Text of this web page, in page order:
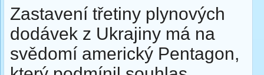
Zastavení třetiny plynových
dodávek z Ukrajiny má na
svědomí americký Pentagon,